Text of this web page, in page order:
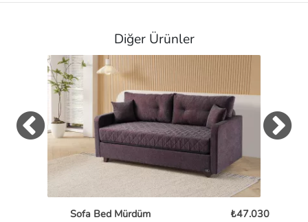
Diğer Ürünler
Sofa Bed Mürdüm ₺47.030